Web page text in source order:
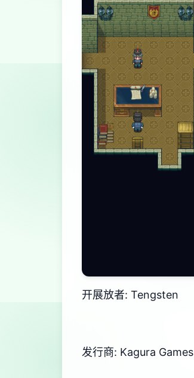
开展放者: Tengsten
发行商: Kagura Games